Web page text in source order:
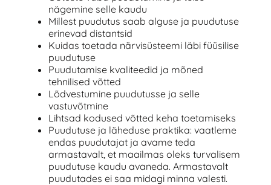
nägemine selle kaudu
Millest puudutus saab alguse ja puudutuse
erinevad distantsid
Kuidas toetada närvisüsteemi läbi füüsilise
puudutuse
Puudutamise kvaliteedid ja mõned
tehnilised võtted
Lõdvestumine puudutusse ja selle
vastuvõtmine
Lihtsad kodused võtted keha toetamiseks
Puudutuse ja läheduse praktika: vaatleme
endas puudutajat ja avame teda
armastavalt, et maailmas oleks turvalisem
puudutuse kaudu avaneda. Armastavalt
puudutades ei saa midagi minna valesti.